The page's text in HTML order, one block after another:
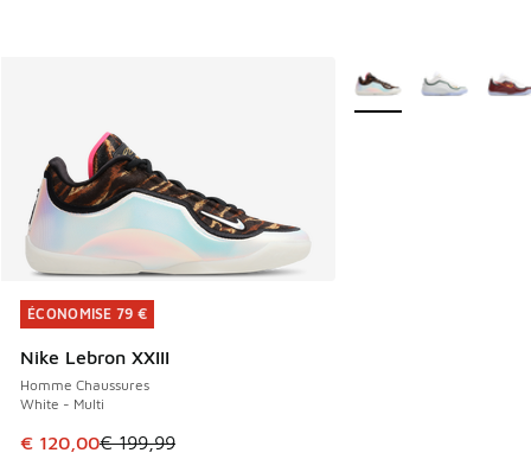
ÉCONOMISE 79 €
Nike Lebron XXIII
Homme Chaussures
White - Multi
Cet article est en promotion. Prix en baisse de € 199,99 à
€ 120,00€ 199,99
ÉCONOMISE 79 €
Plus de couleurs